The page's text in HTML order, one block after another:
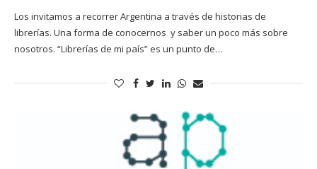
Los invitamos a recorrer Argentina a través de historias de
librerías. Una forma de conocernos y saber un poco más sobre
nosotros. “Librerías de mi país” es un punto de…